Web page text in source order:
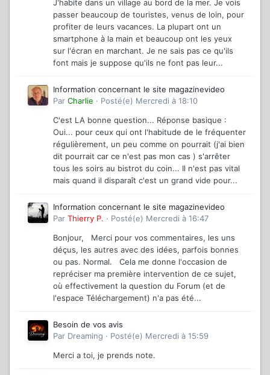
J'habite dans un village au bord de la mer. Je vois
passer beaucoup de touristes, venus de loin, pour
profiter de leurs vacances. La plupart ont un
smartphone à la main et beaucoup ont les yeux
sur l'écran en marchant. Je ne sais pas ce qu'ils
font mais je suppose qu'ils ne font pas leur...
Information concernant le site magazinevideo
Par Charlie · Posté(e) Mercredi à 18:10
C'est LA bonne question... Réponse basique :
Oui... pour ceux qui ont l'habitude de le fréquenter
régulièrement, un peu comme on pourrait (j'ai bien
dit pourrait car ce n'est pas mon cas ) s'arrêter
tous les soirs au bistrot du coin... Il n'est pas vital
mais quand il disparaît c'est un grand vide pour...
Information concernant le site magazinevideo
Par Thierry P. · Posté(e) Mercredi à 16:47
Bonjour, Merci pour vos commentaires, les uns
déçus, les autres avec des idées, parfois bonnes
ou pas. Normal. Cela me donne l'occasion de
repréciser ma première intervention de ce sujet,
où effectivement la question du Forum (et de
l'espace Téléchargement) n'a pas été...
Besoin de vos avis
Par Dreaming · Posté(e) Mercredi à 15:59
Merci a toi, je prends note.